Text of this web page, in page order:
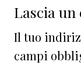
del
lettore
Lascia
Il tuo
campi